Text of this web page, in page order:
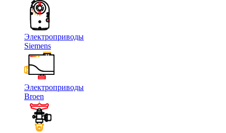
Электроприводы
Siemens
Электроприводы
Broen